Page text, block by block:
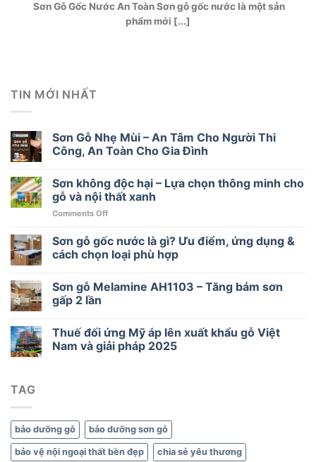
Sơn Gỗ Gốc Nước An Toàn Sơn gỗ gốc nước là một sản
phẩm mới [...]
TIN MỚI NHẤT
Sơn Gỗ Nhẹ Mùi – An Tâm Cho Người Thi
Công, An Toàn Cho Gia Đình
Sơn không độc hại – Lựa chọn thông minh cho
gỗ và nội thất xanh
Comments Offon
không
độc
hại
Lựa
cho
gỗ
Sơn gỗ gốc nước là gì? Ưu điểm, ứng dụng &
cách chọn loại phù hợp
Sơn gỗ Melamine AH1103 – Tăng bám sơn
gấp 2 lần
Thuế đối ứng Mỹ áp lên xuất khẩu gỗ Việt
Nam và giải pháp 2025
TAG
bảo dưỡng gỗ bảo dưỡng sơn gỗ
bảo vệ nội ngoại thất bền đẹp chia sẻ yêu thương